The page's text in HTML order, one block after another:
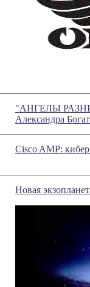
"АНГЕЛЫ
Александра
Cisco AMP:
Новая